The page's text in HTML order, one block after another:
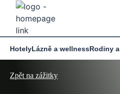
HotelyLázně a wellnessRodiny
Zpět na zážitky